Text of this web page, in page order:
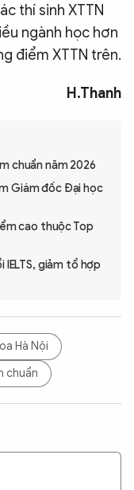
thí sinh XTTN
ngành học hơn
điểm XTTN trên.
H.Thanh
chuẩn năm 2026
Giám đốc Đại học
cao thuộc Top
IELTS, giảm tổ hợp
Hà Nội
chuẩn